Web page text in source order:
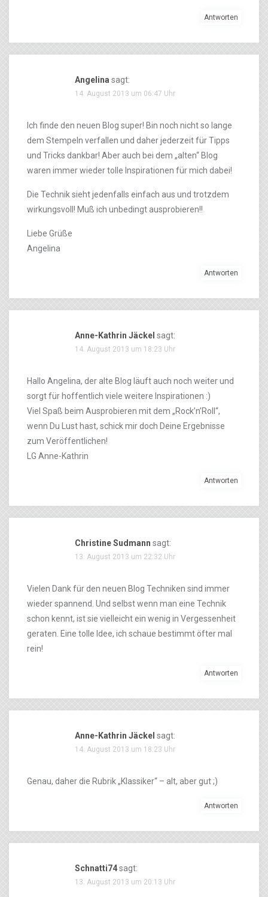
Antworten
Angelina sagt:
14. August 2013 um 06:47 Uhr
Ich finde den neuen Blog super! Bin noch nicht so lange
dem Stempeln verfallen und daher jederzeit für Tipps
und Tricks dankbar! Aber auch bei dem „alten“ Blog
waren immer wieder tolle Inspirationen für mich dabei!
Die Technik sieht jedenfalls einfach aus und trotzdem
wirkungsvoll! Muß ich unbedingt ausprobieren!!
Liebe Grüße
Angelina
Antworten
Anne-Kathrin Jäckel sagt:
14. August 2013 um 18:23 Uhr
Hallo Angelina, der alte Blog läuft auch noch weiter und
sorgt für hoffentlich viele weitere Inspirationen :)
Viel Spaß beim Ausprobieren mit dem „Rock’n’Roll“,
wenn Du Lust hast, schick mir doch Deine Ergebnisse
zum Veröffentlichen!
LG Anne-Kathrin
Antworten
Christine Sudmann sagt:
13. August 2013 um 22:32 Uhr
Vielen Dank für den neuen Blog Techniken sind immer
wieder spannend. Und selbst wenn man eine Technik
schon kennt, ist sie vielleicht ein wenig in Vergessenheit
geraten. Eine tolle Idee, ich schaue bestimmt öfter mal
rein!
Antworten
Anne-Kathrin Jäckel sagt:
14. August 2013 um 18:23 Uhr
Genau, daher die Rubrik „Klassiker“ – alt, aber gut ;)
Antworten
Schnatti74sagt:
13. August 2013 um 20:13 Uhr